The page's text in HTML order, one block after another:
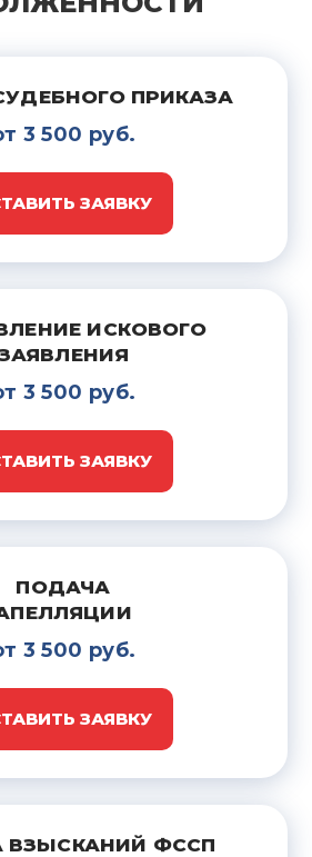
ПРИКАЗА
3 500 руб.
ЗАЯВКУ
ИСКОВОГО
3 500 руб.
ЗАЯВКУ
ПОДАЧА
3 500 руб.
ЗАЯВКУ
ВЗЫСКАНИЙ ФССП